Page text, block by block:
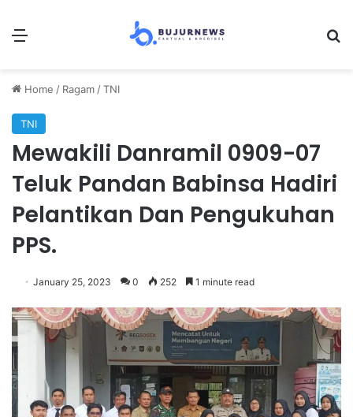
Menu
Home / Ragam /TNI
TNI
Mewakili Danramil 0909-07
Teluk Pandan Babinsa Hadiri
Pelantikan Dan Pengukuhan
PPS.
January 25, 2023 0 252 1 minute read